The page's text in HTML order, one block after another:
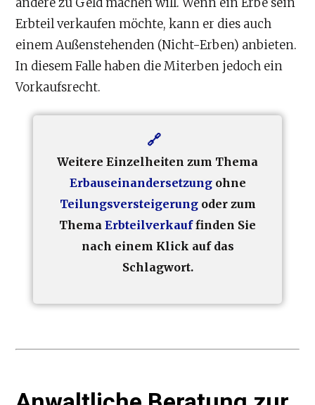
Erbteil verkaufen möchte, kann er dies auch
einem Außenstehenden (Nicht-Erben) anbieten.
In diesem Falle haben die Miterben jedoch ein
Vorkaufsrecht.
Weitere Einzelheiten zum Thema
Erbauseinandersetzungohne
Teilungsversteigerungoder zum
Thema Erbteilverkauffinden Sie
nach einem Klick auf das
Schlagwort.